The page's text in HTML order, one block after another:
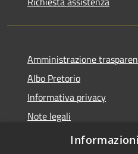
Amministrazione
Albo Pretorio
Informativa privacy
Note legali
Dichiarazione di accessibilità